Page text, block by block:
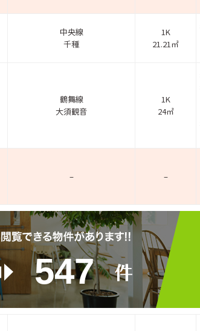
中央線
千種
1K
21.21㎡
鶴舞線
大須観音
1K
24㎡
– –
547